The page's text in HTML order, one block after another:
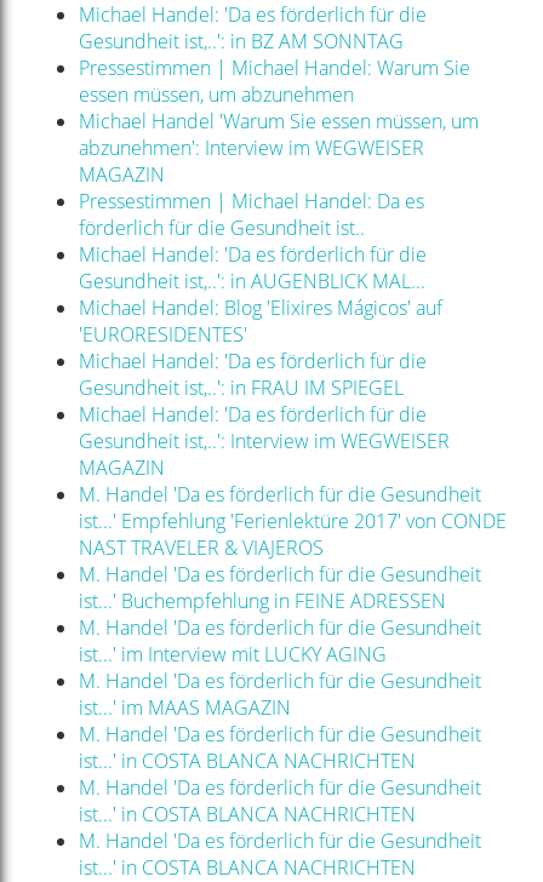
Michael Handel: 'Da es förderlich für die
Gesundheit ist,..': in BZ AM SONNTAG
Pressestimmen | Michael Handel: Warum Sie
essen müssen, um abzunehmen
Michael Handel 'Warum Sie essen müssen, um
abzunehmen': Interview im WEGWEISER
MAGAZIN
Pressestimmen | Michael Handel: Da es
förderlich für die Gesundheit ist..
Michael Handel: 'Da es förderlich für die
Gesundheit ist,..': in AUGENBLICK MAL...
Michael Handel: Blog 'Elixires Mágicos' auf
'EURORESIDENTES'
Michael Handel: 'Da es förderlich für die
Gesundheit ist,..': in FRAU IM SPIEGEL
Michael Handel: 'Da es förderlich für die
Gesundheit ist,..': Interview im WEGWEISER
MAGAZIN
M. Handel 'Da es förderlich für die Gesundheit
ist...' Empfehlung 'Ferienlektüre 2017' von CONDE
NAST TRAVELER & VIAJEROS
M. Handel 'Da es förderlich für die Gesundheit
ist...' Buchempfehlung in FEINE ADRESSEN
M. Handel 'Da es förderlich für die Gesundheit
ist...' im Interview mit LUCKY AGING
M. Handel 'Da es förderlich für die Gesundheit
ist...' im MAAS MAGAZIN
M. Handel 'Da es förderlich für die Gesundheit
ist...' in COSTA BLANCA NACHRICHTEN
M. Handel 'Da es förderlich für die Gesundheit
ist...' in COSTA BLANCA NACHRICHTEN
M. Handel 'Da es förderlich für die Gesundheit
ist...' in COSTA BLANCA NACHRICHTEN